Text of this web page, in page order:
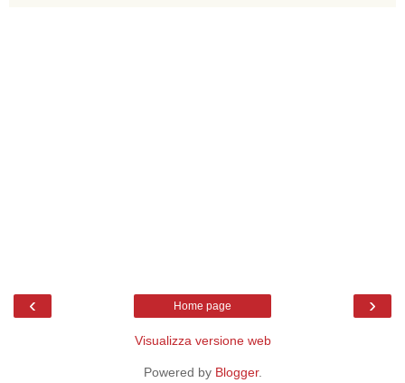
‹ ›
Home page
Visualizza versione web
Powered by Blogger.